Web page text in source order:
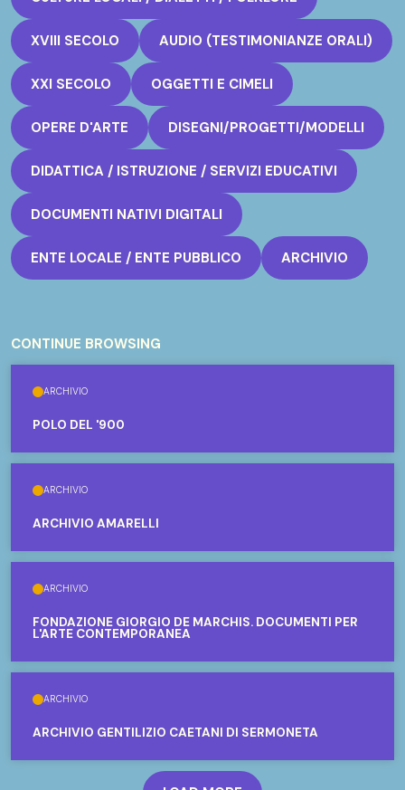
XVIII SECOLO AUDIO (TESTIMONIANZE ORALI)
XXI SECOLO OGGETTI E CIMELI
OPERE D'ARTE DISEGNI/PROGETTI/MODELLI
DIDATTICA / ISTRUZIONE / SERVIZI EDUCATIVI
DOCUMENTI NATIVI DIGITALI
ENTE LOCALE / ENTE PUBBLICO ARCHIVIO
CONTINUE BROWSING
ARCHIVIO
POLO DEL '900
ARCHIVIO
ARCHIVIO AMARELLI
ARCHIVIO
FONDAZIONE GIORGIO DE MARCHIS. DOCUMENTI PER
L'ARTE CONTEMPORANEA
ARCHIVIO
ARCHIVIO GENTILIZIO CAETANI DI SERMONETA